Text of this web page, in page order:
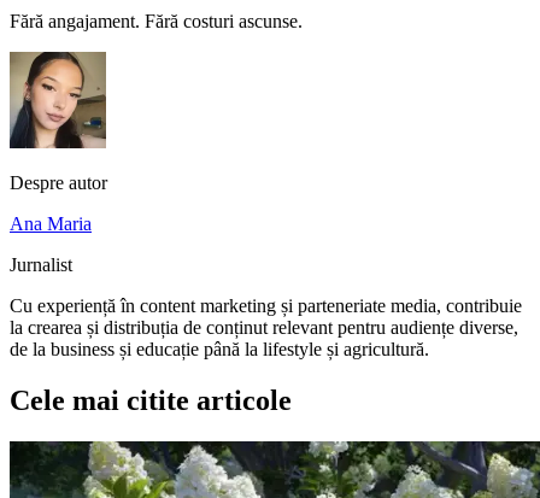
Fără angajament. Fără costuri ascunse.
Despre autor
Ana Maria
Jurnalist
Cu experiență în content marketing și parteneriate media, contribuie
la crearea și distribuția de conținut relevant pentru audiențe diverse,
de la business și educație până la lifestyle și agricultură.
Cele mai citite articole